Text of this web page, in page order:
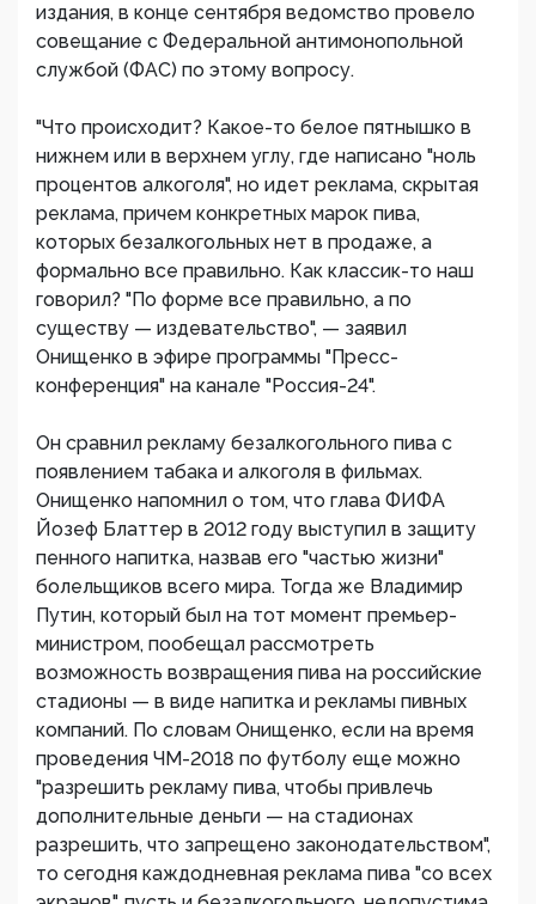
издания, в конце сентября ведомство провело
совещание с Федеральной антимонопольной
службой (ФАС) по этому вопросу.
"Что происходит? Какое-то белое пятнышко в
нижнем или в верхнем углу, где написано "ноль
процентов алкоголя", но идет реклама, скрытая
реклама, причем конкретных марок пива,
которых безалкогольных нет в продаже, а
формально все правильно. Как классик-то наш
говорил? "По форме все правильно, а по
существу — издевательство", — заявил
Онищенко в эфире программы "Пресс-
конференция" на канале "Россия-24".
Он сравнил рекламу безалкогольного пива с
появлением табака и алкоголя в фильмах.
Онищенко напомнил о том, что глава ФИФА
Йозеф Блаттер в 2012 году выступил в защиту
пенного напитка, назвав его "частью жизни"
болельщиков всего мира. Тогда же Владимир
Путин, который был на тот момент премьер-
министром, пообещал рассмотреть
возможность возвращения пива на российские
стадионы — в виде напитка и рекламы пивных
компаний. По словам Онищенко, если на время
проведения ЧМ-2018 по футболу еще можно
"разрешить рекламу пива, чтобы привлечь
дополнительные деньги — на стадионах
разрешить, что запрещено законодательством",
то сегодня каждодневная реклама пива "со всех